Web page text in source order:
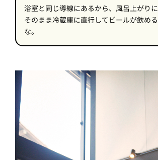
浴室と同じ導線にあるから、風呂上がりに
そのまま冷蔵庫に直行してビールが飲める
な。